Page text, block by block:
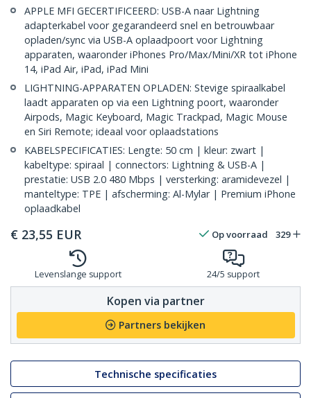
APPLE MFI GECERTIFICEERD: USB-A naar Lightning
adapterkabel voor gegarandeerd snel en betrouwbaar
opladen/sync via USB-A oplaadpoort voor Lightning
apparaten, waaronder iPhones Pro/Max/Mini/XR tot iPhone
14, iPad Air, iPad, iPad Mini
LIGHTNING-APPARATEN OPLADEN: Stevige spiraalkabel
laadt apparaten op via een Lightning poort, waaronder
Airpods, Magic Keyboard, Magic Trackpad, Magic Mouse
en Siri Remote; ideaal voor oplaadstations
KABELSPECIFICATIES: Lengte: 50 cm | kleur: zwart |
kabeltype: spiraal | connectors: Lightning & USB-A |
prestatie: USB 2.0 480 Mbps | versterking: aramidevezel |
manteltype: TPE | afscherming: Al-Mylar | Premium iPhone
oplaadkabel
€ 23,55 EUR Op voorraad 329
Levenslange support 24/5 support
Kopen via partner
Partners bekijken
Technische specificaties